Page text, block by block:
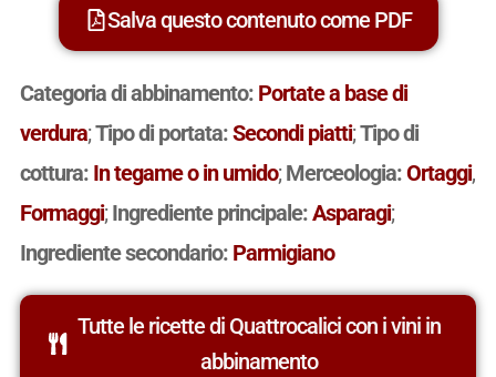
Salva questo contenuto come PDF
Categoria di abbinamento: Portate a base di
verdura;Tipo di portata:Secondi piatti;Tipo di
cottura: In tegame o in umido;Merceologia:Ortaggi,
Formaggi;Ingrediente principale:Asparagi;
Ingrediente secondario: Parmigiano
Tutte le ricette di Quattrocalici con i vini in
abbinamento